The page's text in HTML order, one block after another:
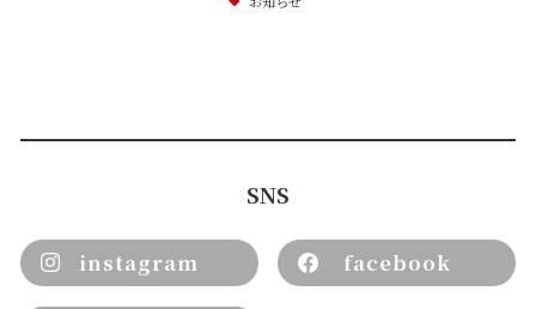
SNS
instagram facebook